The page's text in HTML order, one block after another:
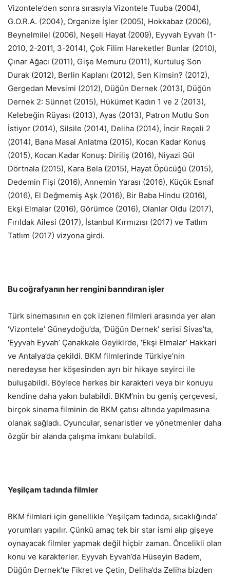
Vizontele’den sonra sırasıyla Vizontele Tuuba (2004),
G.O.R.A. (2004), Organize İşler (2005), Hokkabaz (2006),
Beynelmilel (2006), Neşeli Hayat (2009), Eyyvah Eyvah (1-
2010, 2-2011, 3-2014), Çok Filim Hareketler Bunlar (2010),
Çınar Ağacı (2011), Gişe Memuru (2011), Kurtuluş Son
Durak (2012), Berlin Kaplanı (2012), Sen Kimsin? (2012),
Gergedan Mevsimi (2012), Düğün Dernek (2013), Düğün
Dernek 2: Sünnet (2015), Hükümet Kadın 1 ve 2 (2013),
Kelebeğin Rüyası (2013), Ayas (2013), Patron Mutlu Son
İstiyor (2014), Silsile (2014), Deliha (2014), İncir Reçeli 2
(2014), Bana Masal Anlatma (2015), Kocan Kadar Konuş
(2015), Kocan Kadar Konuş: Diriliş (2016), Niyazi Gül
Dörtnala (2015), Kara Bela (2015), Hayat Öpücüğü (2015),
Dedemin Fişi (2016), Annemin Yarası (2016), Küçük Esnaf
(2016), El Değmemiş Aşk (2016), Bir Baba Hindu (2016),
Ekşi Elmalar (2016), Görümce (2016), Olanlar Oldu (2017),
Fırıldak Ailesi (2017), İstanbul Kırmızısı (2017) ve Tatlım
Tatlım (2017) vizyona girdi.
Bu coğrafyanın her rengini barındıran işler
Türk sinemasının en çok izlenen filmleri arasında yer alan
‘Vizontele’ Güneydoğu’da, ‘Düğün Dernek’ serisi Sivas’ta,
‘Eyyvah Eyvah’ Çanakkale Geyikli’de, ‘Ekşi Elmalar’ Hakkari
ve Antalya’da çekildi. BKM filmlerinde Türkiye’nin
neredeyse her köşesinden ayrı bir hikaye seyirci ile
buluşabildi. Böylece herkes bir karakteri veya bir konuyu
kendine daha yakın bulabildi. BKM’nin bu geniş çerçevesi,
birçok sinema filminin de BKM çatısı altında yapılmasına
olanak sağladı. Oyuncular, senaristler ve yönetmenler daha
özgür bir alanda çalışma imkanı bulabildi.
Yeşilçam tadında filmler
BKM filmleri için genellikle ‘Yeşilçam tadında, sıcaklığında’
yorumları yapılır. Çünkü amaç tek bir star ismi alıp gişeye
oynayacak filmler yapmak değil hiçbir zaman. Öncelikli olan
konu ve karakterler. Eyyvah Eyvah’da Hüseyin Badem,
Düğün Dernek’te Fikret ve Çetin, Deliha’da Zeliha bizden